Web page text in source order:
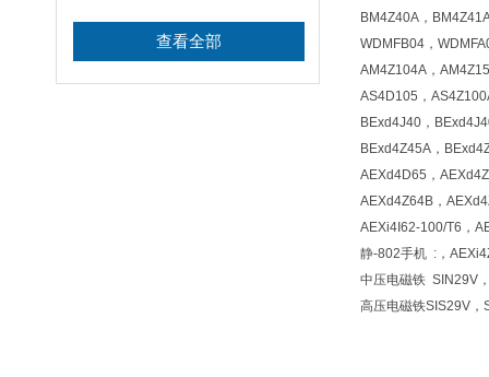
查看全部
BM4Z40A，
WDMFB04，
AM4Z104A，
AS4D105，
BExd4J40，
BExd4Z45A，
AEXd4D65，
AEXd4Z64B，
AEXi4I62-100/T6，
静-802手机 : ，
中压电磁铁 SIN29V
高压电磁铁SIS29V，